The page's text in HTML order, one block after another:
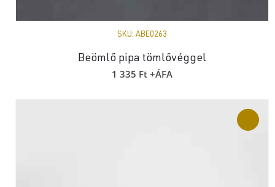
SKU: ABE0263
Beömlő pipa tömlővéggel
1 335 Ft +ÁFA